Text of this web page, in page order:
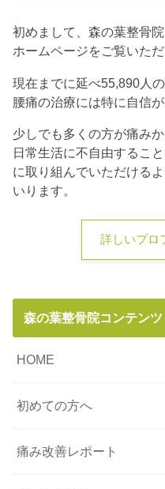
初めまして、森の葉整骨院
ホームページをご覧いた
現在までに延べ55,890人
腰痛の治療には特に自信が
少しでも多くの方が痛みか
日常生活に不自由するこ
に取り組んでいただける
いります。
詳しいプロ
森の葉整骨院コンテンツ
HOME
初めての方へ
痛み改善レポート